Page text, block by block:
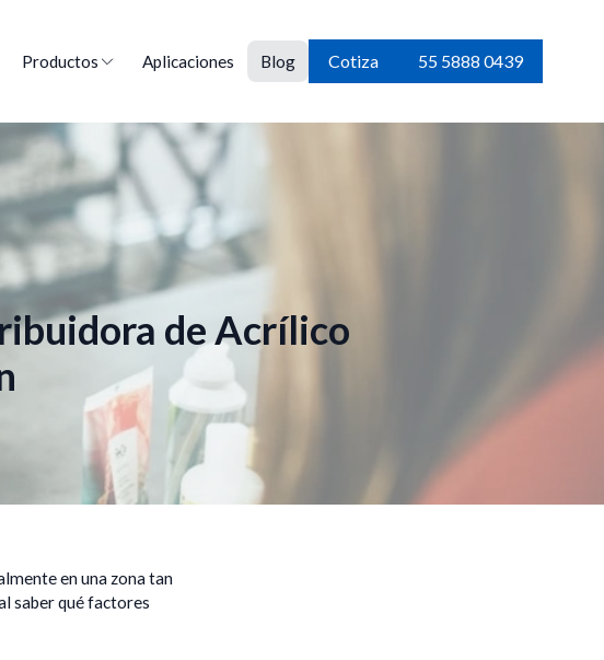
Productos Aplicaciones Blog Cotiza 55 5888 0439
de Acrílico
en una zona tan
saber qué factores